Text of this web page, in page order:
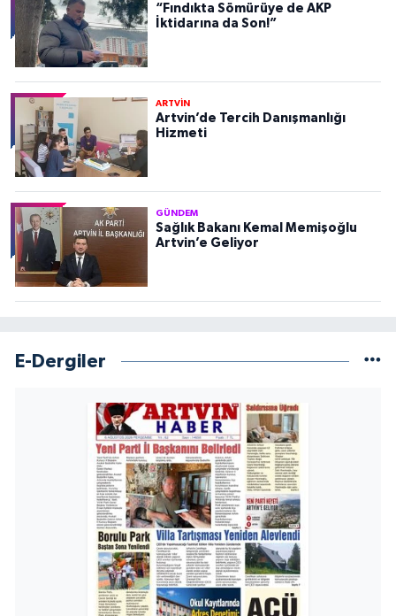
“Fındıkta Sömürüye de AKP
İktidarına da Son!”
ARTVİN
Artvin’de Tercih Danışmanlığı
Hizmeti
GÜNDEM
Sağlık Bakanı Kemal Memişoğlu
Artvin’e Geliyor
E-Dergiler